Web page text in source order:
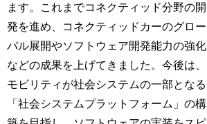
ます。これまでコネクティッド分野の開
発を進め、コネクティッドカーのグロー
バル展開やソフトウェア開発能力の強化
などの成果を上げてきました。今後は、
モビリティが社会システムの一部となる
「社会システムプラットフォーム」の構